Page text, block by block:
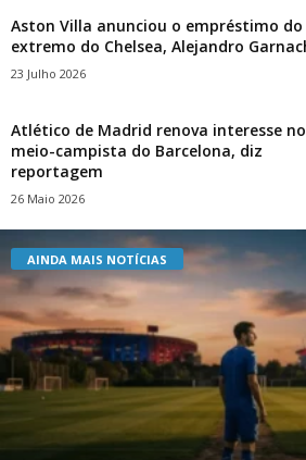
Aston Villa anunciou o empréstimo do
extremo do Chelsea, Alejandro
23 Julho 2026
Atlético de Madrid renova interesse no
meio-campista do Barcelona, ​​diz
reportagem
26 Maio 2026
AINDA MAIS NOTÍCIAS